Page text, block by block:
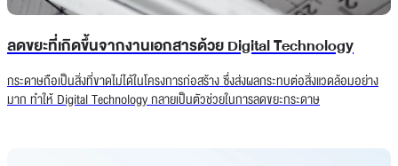
ลดขยะที่เกิดขึ้นจากงานเอกสารด้วย Digital Technology
กระดาษถือเป็นสิ่งที่ขาดไม่ได้ในโครงการก่อสร้าง ซึ่งส่งผลกระทบต่อสิ่งแวดล้อมอย่าง
มาก ทำให้ Digital Technology กลายเป็นตัวช่วยในการลดขยะกระดาษ